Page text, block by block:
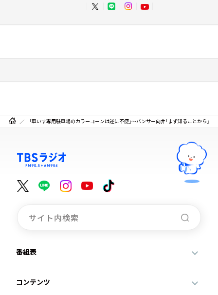
「車いす専用駐車場のカラーコーンは逆に不便」～パンサー向井「まず知ることから」
番組表
コンテンツ